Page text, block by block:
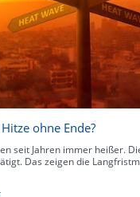
ohne Ende?
seit Jahren immer heißer.
Das zeigen die